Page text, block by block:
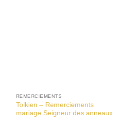
REMERCIEMENTS
Tolkien – Remerciements
mariage Seigneur des anneaux